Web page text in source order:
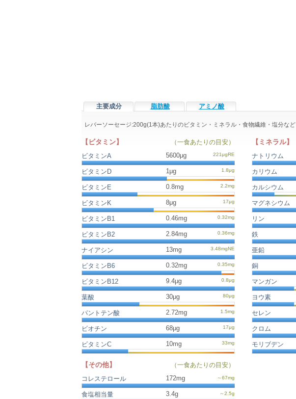
主要成分 脂肪酸 アミノ酸
レバーソーセージ:200g(1本)あたりのビタミン・ミネラル・食物繊維・塩分など
【ビタミン】
（一食あたりの目安）
ビタミンA
5600μg
ビタミンD 1μg
ビタミンE 0.8mg
ビタミンK 8μg
ビタミンB1 0.46mg
ビタミンB2 2.84mg
ナイアシン 13mg
ビタミンB6 0.32mg
ビタミンB12 9.4μg
葉酸 30μg
パントテン酸 2.72mg
ビオチン 68μg
ビタミンC 10mg
【ミネラル】
ナトリウム
カリウム
カルシウム
マグネシウム
リン
鉄
亜鉛
銅
マンガン
ヨウ素
セレン
クロム
モリブデン
【その他】
（一食あたりの目安）
コレステロール
172mg
食塩相当量 3.4g